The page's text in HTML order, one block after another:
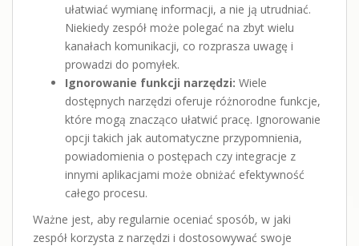
ułatwiać wymianę informacji, a nie ją utrudniać.
Niekiedy zespół może polegać na zbyt wielu
kanałach komunikacji, co rozprasza uwagę i
prowadzi do pomyłek.
Ignorowanie funkcji narzędzi: Wiele
dostępnych narzędzi oferuje różnorodne funkcje,
które mogą znacząco ułatwić pracę. Ignorowanie
opcji takich jak automatyczne przypomnienia,
powiadomienia o postępach czy integracje z
innymi aplikacjami może obniżać efektywność
całego procesu.
Ważne jest, aby regularnie oceniać sposób, w jaki
zespół korzysta z narzędzi i dostosowywać swoje